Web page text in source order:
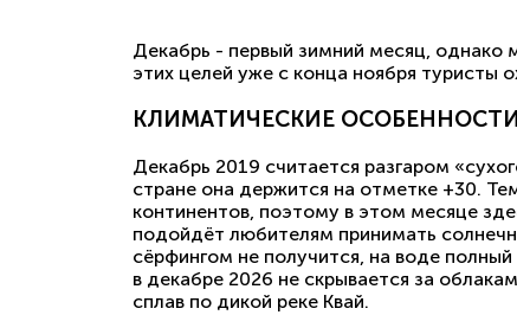
Декабрь - первый зимний месяц, однако
этих целей уже с конца ноября туристы
КЛИМАТИЧЕСКИЕ
Декабрь 2019 считается разгаром
стране она держится на отметке +30.
континентов, поэтому в этом месяце
подойдёт любителям принимать
сёрфингом не получится, на воде
в декабре 2026 не скрывается за
сплав по дикой реке Квай.